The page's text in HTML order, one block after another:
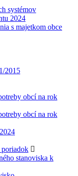
systémov
2024
s majetkom obce
2015
obcí na rok
obcí na rok
poriadok
stanoviska k